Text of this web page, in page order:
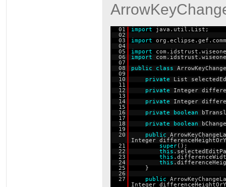
01 import
java.util.List;
02
03
import
04
05
import
06
import
07
08
public class
09
10
private
List
11
12
private
Integer
13
14
private
Integer
15
16
private boolean
17
18
private boolean
19
20
public
Integer
21
super();
22
this
23
this
24
this
25
}
26
27
public
Integer